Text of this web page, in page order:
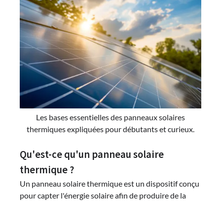
Les bases essentielles des panneaux solaires
thermiques expliquées pour débutants et curieux.
Qu'est-ce qu'un panneau solaire
thermique ?
Un panneau solaire thermique est un dispositif conçu
pour capter l'énergie solaire afin de produire de la